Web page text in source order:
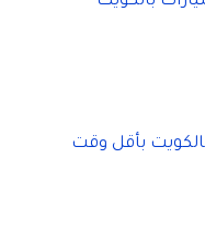
بأقل وقت